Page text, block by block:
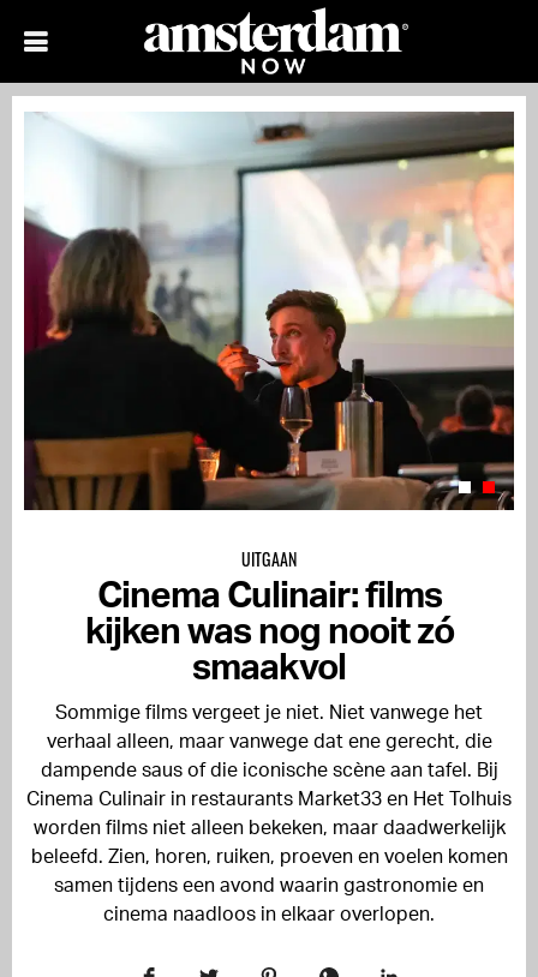
UITGAAN
Cinema Culinair: films
kijken was nog nooit zó
smaakvol
Sommige films vergeet je niet. Niet vanwege het
verhaal alleen, maar vanwege dat ene gerecht, die
dampende saus of die iconische scène aan tafel. Bij
Cinema Culinair in restaurants Market33 en Het Tolhuis
worden films niet alleen bekeken, maar daadwerkelijk
beleefd. Zien, horen, ruiken, proeven en voelen komen
samen tijdens een avond waarin gastronomie en
cinema naadloos in elkaar overlopen.